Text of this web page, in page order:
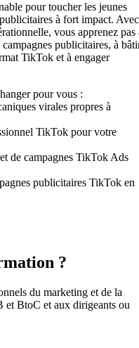
pour toucher les jeunes
à fort impact. Avec
vous apprenez pas
publicitaires, à
TikTok et à engager
pour vous :
virales propres à
TikTok pour votre
de campagnes TikTok Ads
publicitaires TikTok en
?
du marketing et de la
et BtoC et aux dirigeants ou